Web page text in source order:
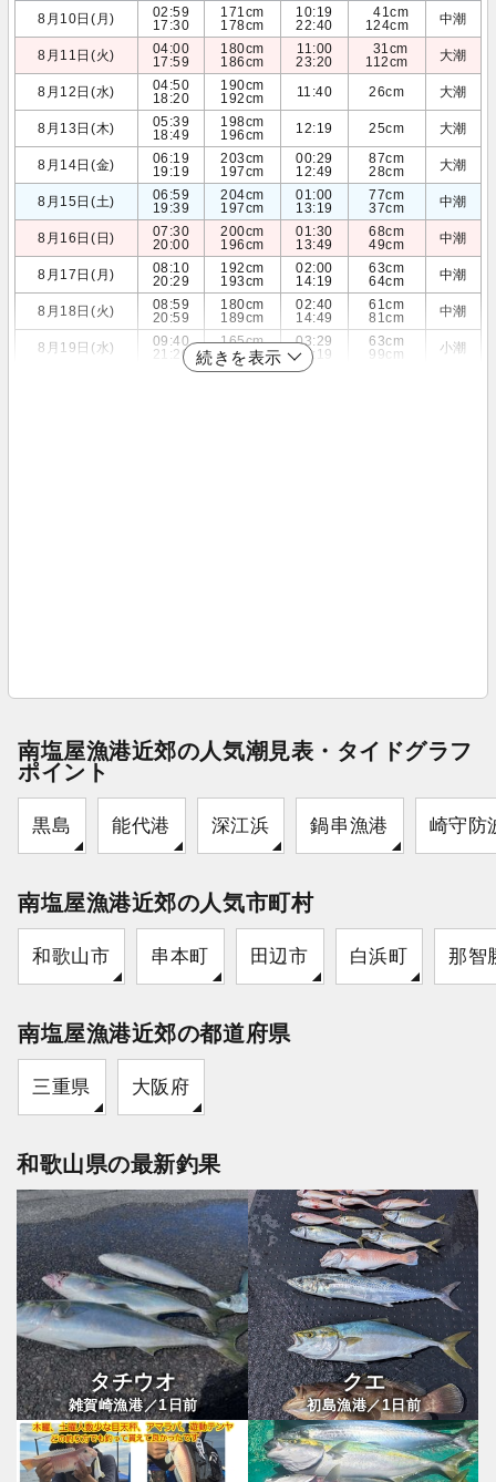
8月10日(月)
02:59
17:30
171cm
178cm
10:19
22:40
41cm
124cm
中潮
8月11日(火)
04:00
17:59
180cm
186cm
11:00
23:20
31cm
112cm
大潮
8月12日(水)
04:50
18:20
190cm
192cm
11:40 26cm 大潮
8月13日(木)
05:39
18:49
198cm
196cm
12:19 25cm 大潮
8月14日(金)
06:19
19:19
203cm
197cm
00:29
12:49
87cm
28cm
大潮
8月15日(土)
06:59
19:39
204cm
197cm
01:00
13:19
77cm
37cm
中潮
8月16日(日)
07:30
20:00
200cm
196cm
01:30
13:49
68cm
49cm
中潮
8月17日(月)
08:10
20:29
192cm
193cm
02:00
14:19
63cm
64cm
中潮
8月18日(火)
08:59
20:59
180cm
189cm
02:40
14:49
61cm
81cm
中潮
8月19日(水)
09:40
21:20
165cm
184cm
03:29
15:19
63cm
99cm
小潮
続きを表示
南塩屋漁港近郊の人気潮見表・タイドグラフ
ポイント
黒島 能代港 深江浜 鍋串漁港 崎守防
南塩屋漁港近郊の人気市町村
和歌山市 串本町 田辺市 白浜町 那智
南塩屋漁港近郊の都道府県
三重県 大阪府
和歌山県の最新釣果
タチウオ
雑賀崎漁港／1日前
クエ
初島漁港／1日前